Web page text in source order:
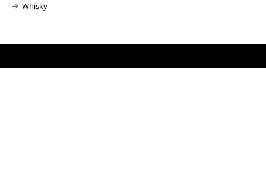
Whisky